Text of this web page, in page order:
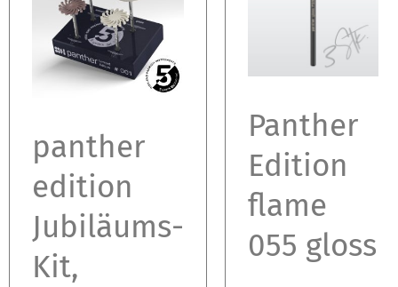
panther
edition
Jubiläums-
Kit,
Panther
Edition
flame
055 gloss